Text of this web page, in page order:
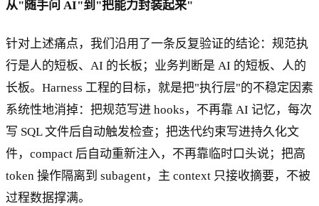
从"随手问 AI"到"把能力封装起来"
针对上述痛点，我们沿用了一条反复验证的结论：规范执
行是人的短板、AI 的长板；业务判断是 AI 的短板、人的
长板。Harness 工程的目标，就是把"执行层"的不稳定因素
系统性地消掉：把规范写进 hooks，不再靠 AI 记忆，每次
写 SQL 文件后自动触发检查；把迭代约束写进持久化文
件，compact 后自动重新注入，不再靠临时口头说；把高
token 操作隔离到 subagent，主 context 只接收摘要，不被
过程数据撑满。